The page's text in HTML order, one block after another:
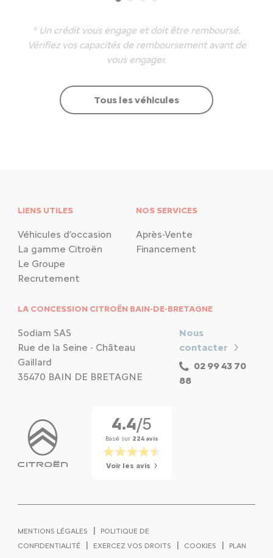
* Un crédit vous engage et doit être remboursé.
Vérifiez vos capacités de remboursement avant de
vous engager.
Tous les véhicules
LIENS UTILES
Véhicules d’occasion
La gamme Citroën
Le Groupe
Recrutement
NOS SERVICES
Après-Vente
Financement
LA CONCESSION CITROËN BAIN-DE-BRETAGNE
Sodiam SAS
Rue de la Seine - Château
Gaillard
35470 BAIN DE BRETAGNE
Nous
contacter
02 99 43 70
88
4.4/5
Basé sur 224 avis
Voir les avis
MENTIONS LÉGALES |
POLITIQUE DE
CONFIDENTIALITÉ
| EXERCEZ VOS DROITS | COOKIES |
PLAN